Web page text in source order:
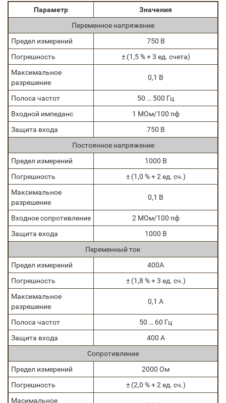
Параметр
Значения
Переменное напряжение
Предел измерений
750 В
Погрешность
± (1,5 % + 3 ед. счета)
Максимальное
разрешение
0,1 В
Полоса частот
50 … 500 Гц
Входной импеданс
1 МОм/100 пф
Защита входа
750 В
Постоянное напряжение
Предел измерений
1000 В
Погрешность
± (1,0 % + 2 ед. сч.)
Максимальное
разрешение
0,1 В
Входное сопротивление
2 МОм/100 пф
Защита входа
1000 В
Переменный ток
Предел измерений
400А
Погрешность
± (1,8 % + 3 ед. сч.)
Максимальное
разрешение
0,1 А
Полоса частот
50 … 60 Гц
Защита входа
400 А
Сопротивление
Предел измерений
2000 Ом
Погрешность
± (2,0 % + 2 ед. сч.)
Масимальное